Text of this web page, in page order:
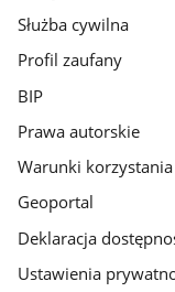
Służba cywilna
Profil zaufany
BIP
Prawa autorskie
Warunki korzystania
Geoportal
Deklaracja
Ustawienia